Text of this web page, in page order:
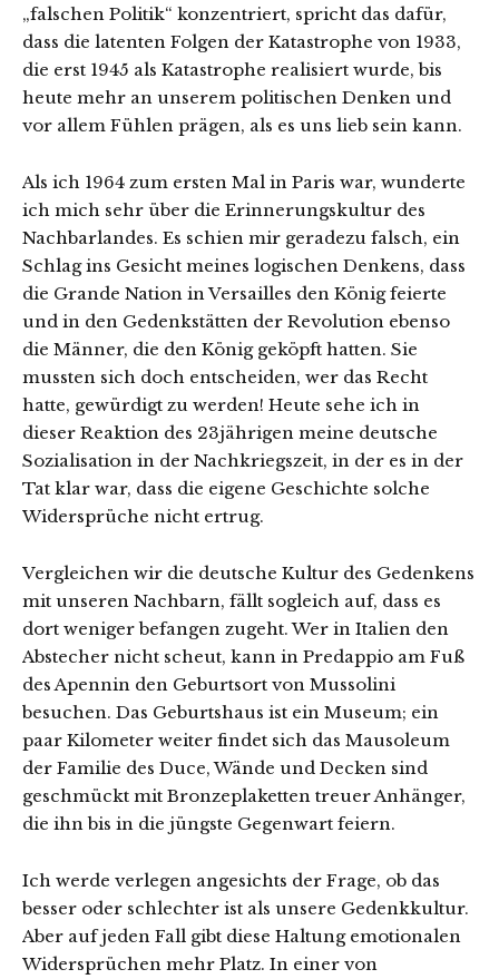
„falschen Politik“ konzentriert, spricht das dafür,
dass die latenten Folgen der Katastrophe von 1933,
die erst 1945 als Katastrophe realisiert wurde, bis
heute mehr an unserem politischen Denken und
vor allem Fühlen prägen, als es uns lieb sein kann.
Als ich 1964 zum ersten Mal in Paris war, wunderte
ich mich sehr über die Erinnerungskultur des
Nachbarlandes. Es schien mir geradezu falsch, ein
Schlag ins Gesicht meines logischen Denkens, dass
die Grande Nation in Versailles den König feierte
und in den Gedenkstätten der Revolution ebenso
die Männer, die den König geköpft hatten. Sie
mussten sich doch entscheiden, wer das Recht
hatte, gewürdigt zu werden! Heute sehe ich in
dieser Reaktion des 23jährigen meine deutsche
Sozialisation in der Nachkriegszeit, in der es in der
Tat klar war, dass die eigene Geschichte solche
Widersprüche nicht ertrug.
Vergleichen wir die deutsche Kultur des Gedenkens
mit unseren Nachbarn, fällt sogleich auf, dass es
dort weniger befangen zugeht. Wer in Italien den
Abstecher nicht scheut, kann in Predappio am Fuß
des Apennin den Geburtsort von Mussolini
besuchen. Das Geburtshaus ist ein Museum; ein
paar Kilometer weiter findet sich das Mausoleum
der Familie des Duce, Wände und Decken sind
geschmückt mit Bronzeplaketten treuer Anhänger,
die ihn bis in die jüngste Gegenwart feiern.
Ich werde verlegen angesichts der Frage, ob das
besser oder schlechter ist als unsere Gedenkkultur.
Aber auf jeden Fall gibt diese Haltung emotionalen
Widersprüchen mehr Platz. In einer von